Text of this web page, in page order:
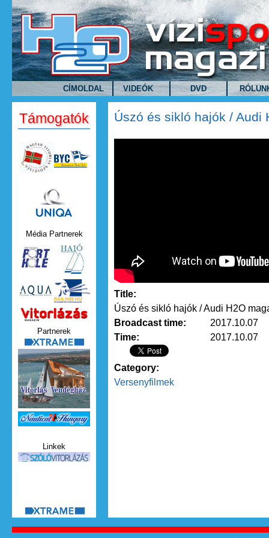
Ugrás a tartalomra
CÍMOLDAL VIDEÓK DVD
Úszó és sikló hajók / Audi
Title:
Úszó és sikló hajók / Audi H2O
Broadcast time:
2017.10.07
Time:
2017.10.07
Category:
Versenyfilmek
Támogatók
Uniqa.png
Média Partnerek
Vitorlazas_magazin.jpg
Partnerek
xtrame.png
Nauticat.jpg
Linkek
szolo_vitorlazas.jpg